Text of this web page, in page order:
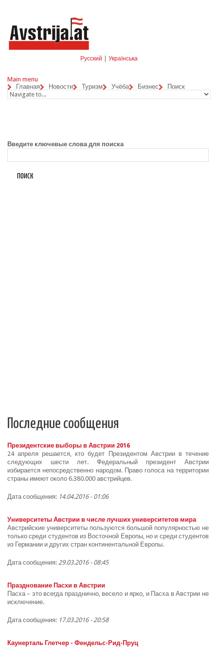
Русский Українська
Main menu
Главная
Новости Туризм Учёба Бизнес Поиск
Введите ключевые слова для поиска
Последние сообщения
Президентские выборы в Австрии 2016
24 апреля решается, кто будет Президентом Австрии в течение
следующих шести лет. Федеральный президент Австрии
избирается непосредственно народом. Право голоса на территории
страны имеют около 6.380.000 австрийцев.
Дата сообщения: 14.04.2016 - 01:06
Университеты Австрии в числе лучших университетов мира
Австрийские университеты пользуются большой популярностью не
только среди студентов из Восточной Европы, но и среди студентов
из Германии и других стран континентальной Европы.
Дата сообщения: 29.03.2016 - 08:45
Празднование Пасхи в Австрии
Пасха – это всегда празднично, весело и ярко, и Пасха в Австрии не
исключение.
Дата сообщения: 17.03.2016 - 20:58
Каунерталь Глетчер - Фендельс-Рид-Пруц